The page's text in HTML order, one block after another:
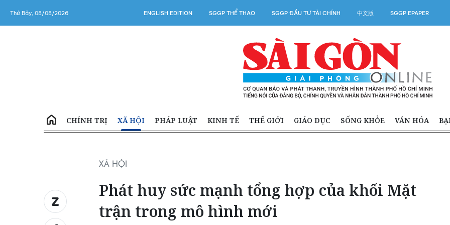
Thứ Bảy, 08/08/2026 ENGLISH EDITION SGGP THỂ THAO SGGP ĐẦU TƯ TÀI CHÍNH 中文版 SGGP EPAPER
CHÍNH TRỊ XÃ HỘI PHÁP LUẬT KINH TẾ THẾ GIỚI GIÁO DỤC SỐNG KHỎE VĂN HÓA
XÃ HỘI
Phát huy sức mạnh tổng hợp của khối Mặt
trận trong mô hình mới